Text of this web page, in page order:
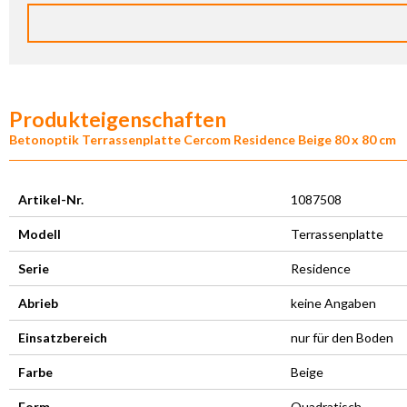
Produkteigenschaften
Betonoptik Terrassenplatte Cercom Residence Beige 80 x 80 cm
Artikel-Nr. 1087508
Modell Terrassenplatte
Serie Residence
Abrieb keine Angaben
Einsatzbereich nur für den Boden
Farbe Beige